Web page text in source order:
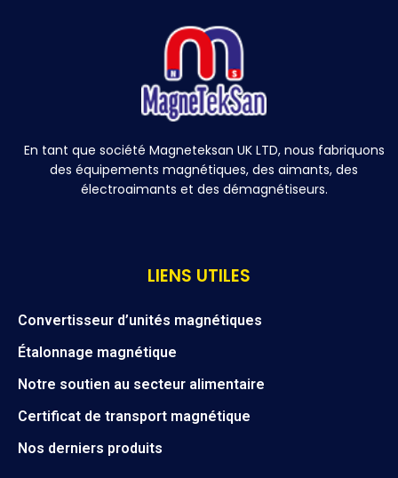
En tant que société Magneteksan UK LTD, nous fabriquons
des équipements magnétiques, des aimants, des
électroaimants et des démagnétiseurs.
LIENS UTILES
Convertisseur d’unités magnétiques
Étalonnage magnétique
Notre soutien au secteur alimentaire
Certificat de transport magnétique
Nos derniers produits